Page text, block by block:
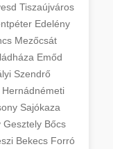
Tiszaújváros
Edelény
Mezőcsát
Emőd
Szendrő
Hernádnémeti
Sajókaza
Gesztely Bőcs
Bekecs Forró